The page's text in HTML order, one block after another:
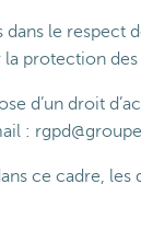
le
protection des
d’un droit
:
ce cadre,